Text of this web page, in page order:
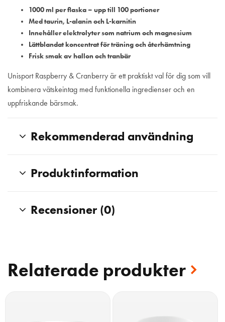
1000 ml per flaska – upp till 100 portioner
Med taurin, L-alanin och L-karnitin
Innehåller elektrolyter som natrium och magnesium
Lättblandat koncentrat för träning och återhämtning
Frisk smak av hallon och tranbär
Unisport Raspberry & Cranberry är ett praktiskt val för dig som vill
kombinera vätskeintag med funktionella ingredienser och en
uppfriskande bärsmak.
Rekommenderad användning
Produktinformation
Recensioner (0)
Relaterade produkter